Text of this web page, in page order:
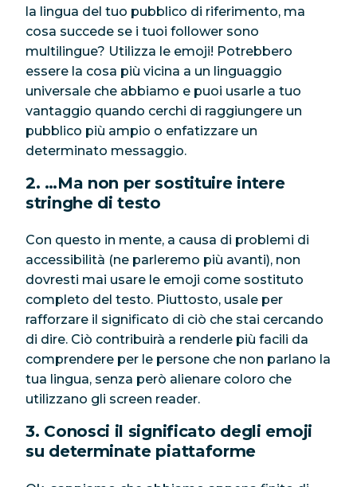
la lingua del tuo pubblico di riferimento, ma
cosa succede se i tuoi follower sono
multilingue? Utilizza le emoji! Potrebbero
essere la cosa più vicina a un linguaggio
universale che abbiamo e puoi usarle a tuo
vantaggio quando cerchi di raggiungere un
pubblico più ampio o enfatizzare un
determinato messaggio.
2. …Ma non per sostituire intere
stringhe di testo
Con questo in mente, a causa di problemi di
accessibilità (ne parleremo più avanti), non
dovresti mai usare le emoji come sostituto
completo del testo. Piuttosto, usale per
rafforzare il significato di ciò che stai cercando
di dire. Ciò contribuirà a renderle più facili da
comprendere per le persone che non parlano la
tua lingua, senza però alienare coloro che
utilizzano gli screen reader.
3. Conosci il significato degli emoji
su determinate piattaforme